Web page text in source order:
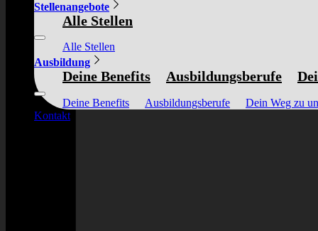
Stellenangebote
Alle Stellen
Alle Stellen
Ausbildung
Deine Benefits Ausbildungsberufe
Deine Benefits Ausbildungsberufe
Dein Weg zu
Kontakt